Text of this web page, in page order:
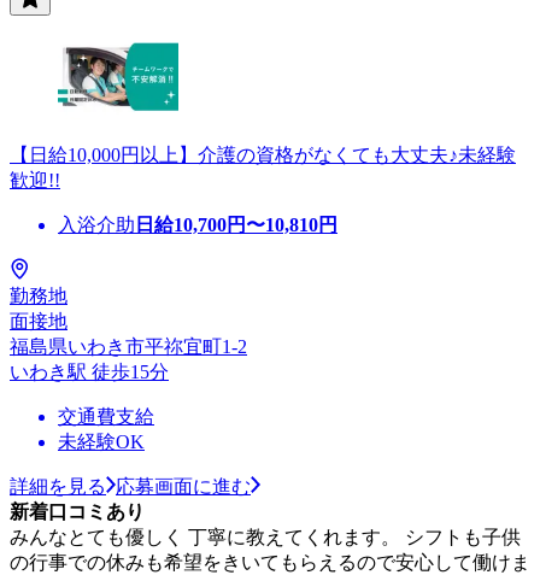
【日給10,000円以上】介護の資格がなくても大丈夫♪未経験
歓迎!!
入浴介助 日給10,700円〜10,810円
勤務地
面接地
福島県いわき市平祢宜町1-2
いわき駅 徒歩15分
交通費支給
未経験OK
詳細を見る
応募画面に進む
新着口コミあり
みんなとても優しく 丁寧に教えてくれます。 シフトも子供
の行事での休みも希望をきいてもらえるので安心して働けま